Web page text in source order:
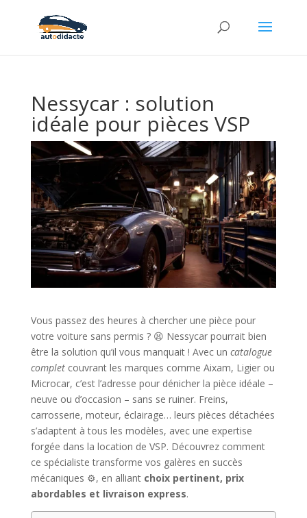
Nessycar : solution
idéale pour pièces VSP
Vous passez des heures à chercher une pièce pour
votre voiture sans permis ? 😫 Nessycar pourrait bien
être la solution qu’il vous manquait ! Avec un catalogue
completcouvrant les marques comme Aixam, Ligier ou
Microcar, c’est l’adresse pour dénicher la pièce idéale –
neuve ou d’occasion – sans se ruiner. Freins,
carrosserie, moteur, éclairage… leurs pièces détachées
s’adaptent à tous les modèles, avec une expertise
forgée dans la location de VSP. Découvrez comment
ce spécialiste transforme vos galères en succès
mécaniques ⚙️, en alliant choix pertinent, prix
abordables et livraison express.